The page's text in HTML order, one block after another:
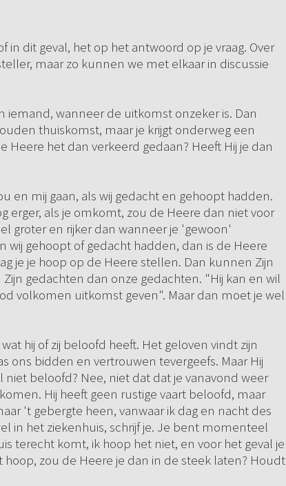
in dit geval, het op het antwoord op je vraag. Over
maar zo kunnen we met elkaar in discussie
iemand, wanneer de uitkomst onzeker is. Dan
thuiskomst, maar je krijgt onderweg een
het dan verkeerd gedaan? Heeft Hij je dan
en mij gaan, als wij gedacht en gehoopt hadden.
erger, als je omkomt, zou de Heere dan niet voor
groter en rijker dan wanneer je 'gewoon'
wij gehoopt of gedacht hadden, dan is de Heere
je je hoop op de Heere stellen. Dan kunnen Zijn
gedachten dan onze gedachten. "Hij kan en wil
volkomen uitkomst geven". Maar dan moet je wel
hij of zij beloofd heeft. Het geloven vindt zijn
ons bidden en vertrouwen tevergeefs. Maar Hij
beloofd? Nee, niet dat dat je vanavond weer
Hij heeft geen rustige vaart beloofd, maar
't gebergte heen, vanwaar ik dag en nacht des
in het ziekenhuis, schrijf je. Je bent momenteel
terecht komt, ik hoop het niet, en voor het geval je
zou de Heere je dan in de steek laten? Houdt